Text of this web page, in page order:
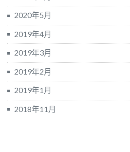
2020年5月
2019年4月
2019年3月
2019年2月
2019年1月
2018年11月